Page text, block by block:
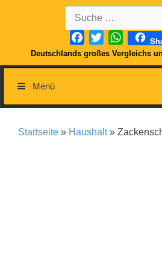
nach:
Facebook
TwitterWhatsApp
Deutschlands großes Vergleichs
Menü
Startseite » Haushalt»